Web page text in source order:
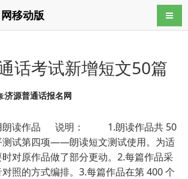
移动版 导航
话考试新增短文50篇
:济源普通话报名网
朗读作品 说明： 1.朗读作品共 50
测试第四项——朗读短文测试使用。为适
对原作品做了部分更动。2.每篇作品采
照的方式编排。3.每篇作品在第 400 个